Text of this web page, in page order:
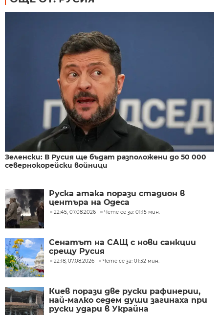
Зеленски: В Русия ще бъдат разположени до 50 000
севернокорейски войници
Руска атака порази стадион в
центъра на Одеса
22:45, 07.08.2026 Чете се за: 01:15 мин.
Сенатът на САЩ с нови санкции
срещу Русия
22:18, 07.08.2026 Чете се за: 01:32 мин.
Киев порази две руски рафинерии,
най-малко седем души загинаха при
руски удари в Украйна